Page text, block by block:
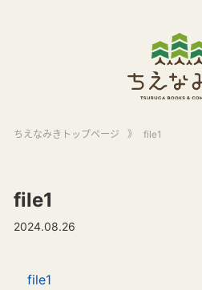
ちえなみきトップページ 》 file1
file1
2024.08.26
file1